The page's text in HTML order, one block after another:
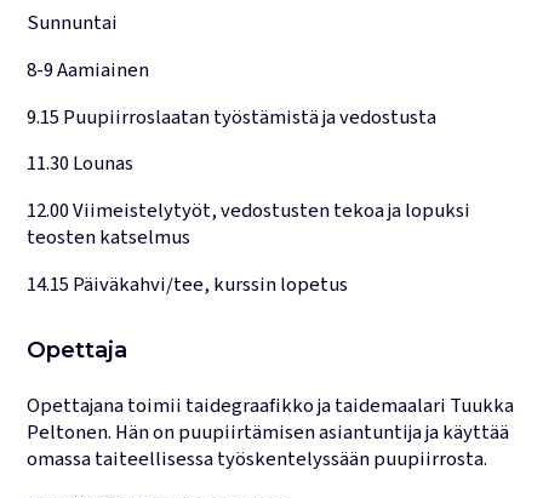
Sunnuntai
8-9 Aamiainen
9.15 Puupiirroslaatan työstämistä ja vedostusta
11.30 Lounas
12.00 Viimeistelytyöt, vedostusten tekoa ja lopuksi
teosten katselmus
14.15 Päiväkahvi/tee, kurssin lopetus
Opettaja
Opettajana toimii taidegraafikko ja taidemaalari Tuukka
Peltonen. Hän on puupiirtämisen asiantuntija ja käyttää
omassa taiteellisessa työskentelyssään puupiirrosta.